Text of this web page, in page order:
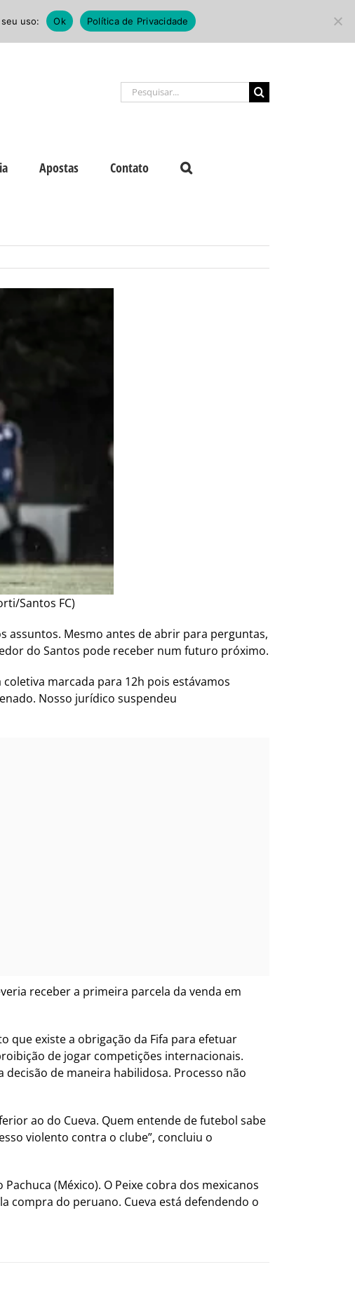
Buscar
resultados
Apostas Contato
Santos FC)
assuntos. Mesmo antes de abrir para perguntas,
do Santos pode receber num futuro próximo.
marcada para 12h pois estávamos
Nosso jurídico suspendeu
receber a primeira parcela da venda em
que existe a obrigação da Fifa para efetuar
de jogar competições internacionais.
de maneira habilidosa. Processo não
ao do Cueva. Quem entende de futebol sabe
violento contra o clube”, concluiu o
(México). O Peixe cobra dos mexicanos
compra do peruano. Cueva está defendendo o
uso: Ok Política de Privacidade